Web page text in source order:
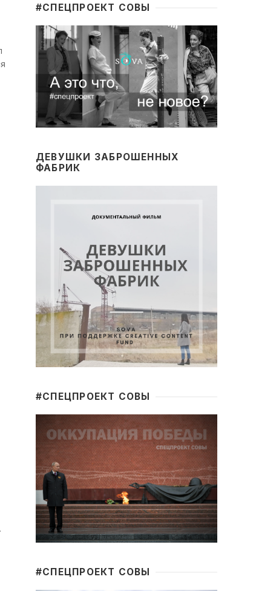
#CПЕЦПРОЕКТ СОВЫ
ДЕВУШКИ ЗАБРОШЕННЫХ
ФАБРИК
#CПЕЦПРОЕКТ СОВЫ
#CПЕЦПРОЕКТ СОВЫ